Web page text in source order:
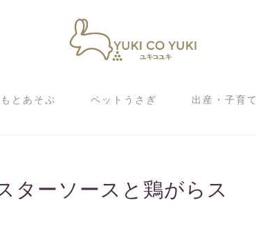
とあそぶ ペットうさぎ 出産・子育て
ターソースと鶏がらス